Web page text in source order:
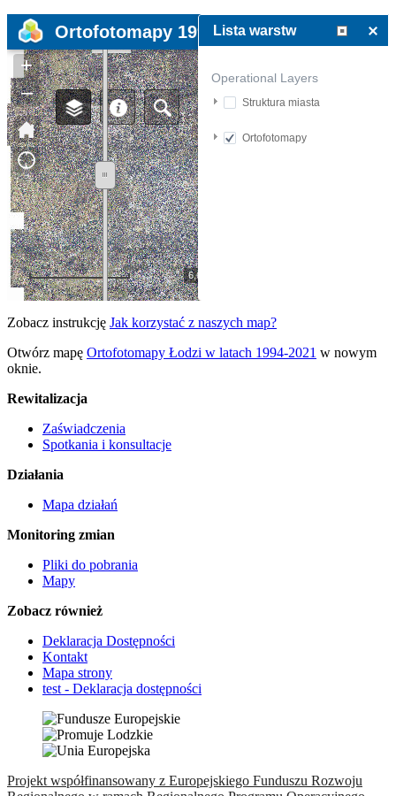
Zobacz instrukcję Jak korzystać z naszych map?
Otwórz mapę Ortofotomapy Łodzi w latach 1994-2021 w nowym
oknie.
Rewitalizacja
Zaświadczenia
Spotkania i konsultacje
Działania
Mapa działań
Monitoring zmian
Pliki do pobrania
Mapy
Zobacz również
Deklaracja Dostępności
Kontakt
Mapa strony
test - Deklaracja dostępności
Projekt współfinansowany z Europejskiego Funduszu Rozwoju